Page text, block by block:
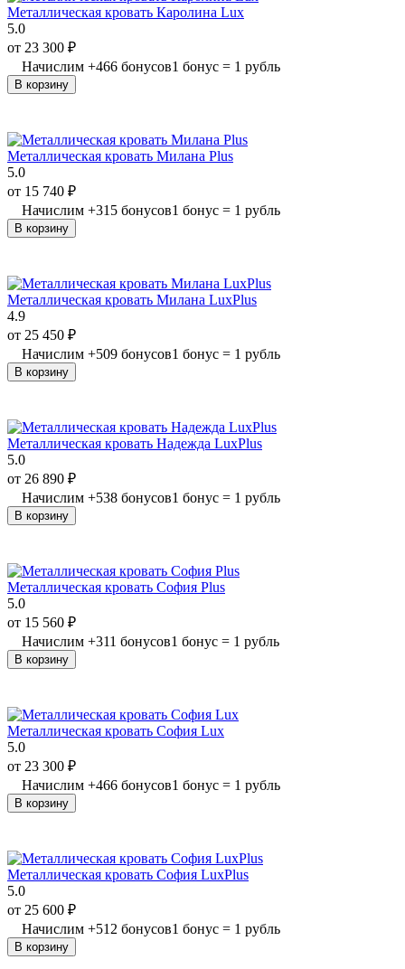
Металлическая кровать Каролина Lux
5.0
от 23 300 ₽
Начислим +466 бонусов1 бонус = 1 рубль
В корзину
Металлическая кровать Милана Plus
5.0
от 15 740 ₽
Начислим +315 бонусов1 бонус = 1 рубль
В корзину
Металлическая кровать Милана LuxPlus
4.9
от 25 450 ₽
Начислим +509 бонусов1 бонус = 1 рубль
В корзину
Металлическая кровать Надежда LuxPlus
5.0
от 26 890 ₽
Начислим +538 бонусов1 бонус = 1 рубль
В корзину
Металлическая кровать София Plus
5.0
от 15 560 ₽
Начислим +311 бонусов1 бонус = 1 рубль
В корзину
Металлическая кровать София Lux
5.0
от 23 300 ₽
Начислим +466 бонусов1 бонус = 1 рубль
В корзину
Металлическая кровать София LuxPlus
5.0
от 25 600 ₽
Начислим +512 бонусов1 бонус = 1 рубль
В корзину